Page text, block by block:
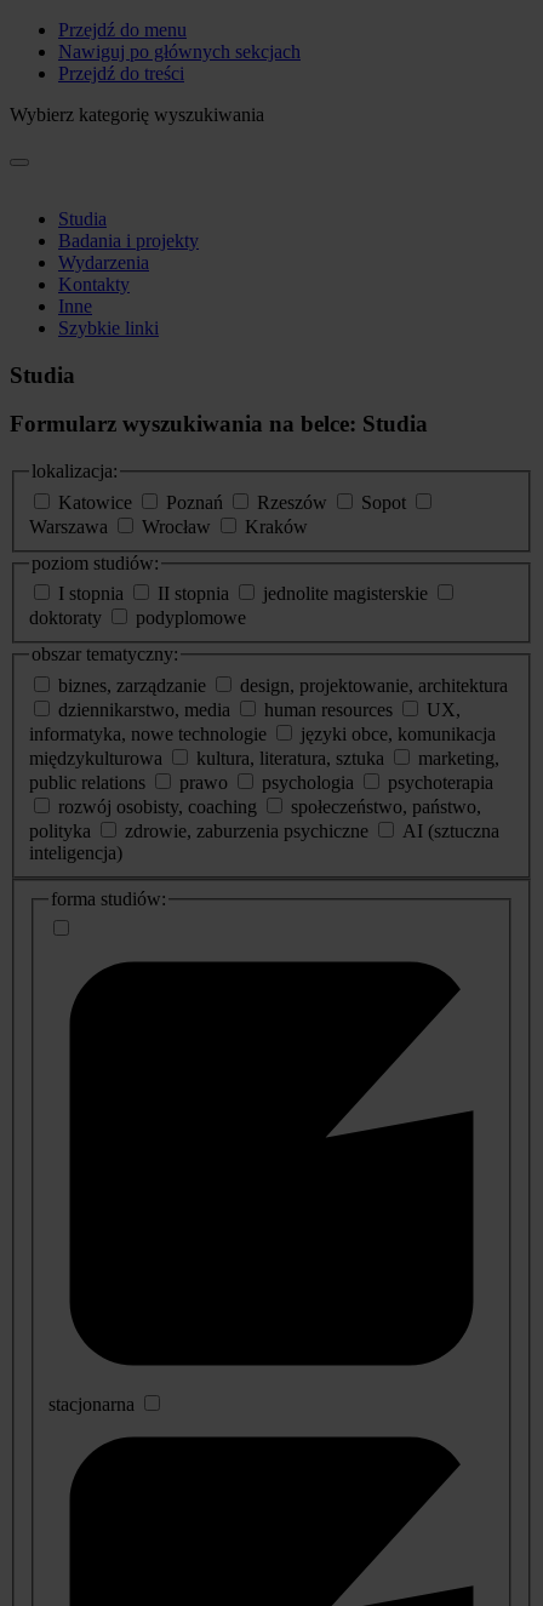
Przejdź do menu
Nawiguj po głównych sekcjach
Przejdź do treści
Wybierz kategorię wyszukiwania
Studia
Badania i projekty
Wydarzenia
Kontakty
Inne
Szybkie linki
Studia
Formularz wyszukiwania na belce: Studia
lokalizacja:
Katowice
Poznań Rzeszów
Sopot
Warszawa
Wrocław
Kraków
poziom studiów:
I stopnia
II stopnia
jednolite magisterskie
doktoraty
podyplomowe
obszar tematyczny:
biznes, zarządzanie
design, projektowanie, architektura
dziennikarstwo, media
human resources
UX,
informatyka, nowe technologie
języki obce, komunikacja
międzykulturowa
kultura, literatura, sztuka
marketing,
public relations
prawo psychologia
psychoterapia
rozwój osobisty, coaching
społeczeństwo, państwo,
polityka
zdrowie, zaburzenia psychiczne
AI (sztuczna
inteligencja)
dodatkowe
informacje
forma studiów:
stacjonarna